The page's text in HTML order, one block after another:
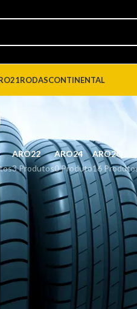
RODASCONTINENTAL
ARO22
3 Produtos
ARO24
0 Produto
ARO2O
16
Mostrar 9 12 18 24